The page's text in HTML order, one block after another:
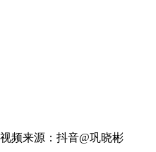
视频来源：抖音@巩晓彬